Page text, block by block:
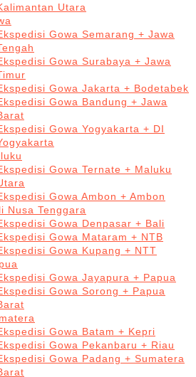
Utara
Gowa Semarang + Jawa
Gowa Surabaya + Jawa
Gowa Jakarta + Bodetabek
Gowa Bandung + Jawa
Gowa Yogyakarta + DI
Gowa Ternate + Maluku
Gowa Ambon + Ambon
Nusa Tenggara
Gowa Denpasar + Bali
Gowa Mataram + NTB
Gowa Kupang + NTT
Gowa Jayapura + Papua
Gowa Sorong + Papua
Gowa Batam + Kepri
Gowa Pekanbaru + Riau
Gowa Padang + Sumatera